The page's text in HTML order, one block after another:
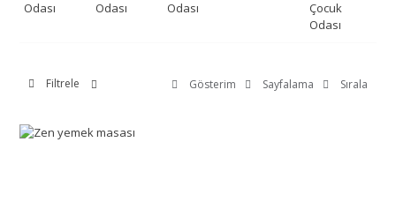
Odası
Odası
Odası
Çocuk
Odası
Filtrele Gösterim Sayfalama Sırala